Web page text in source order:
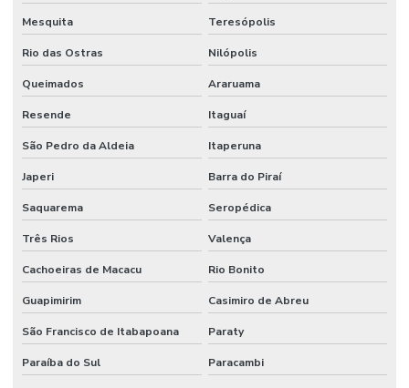
Mesquita Teresópolis
Rio das Ostras Nilópolis
Queimados Araruama
Resende Itaguaí
São Pedro da Aldeia Itaperuna
Japeri Barra do Piraí
Saquarema Seropédica
Três Rios Valença
Cachoeiras de Macacu Rio Bonito
Guapimirim Casimiro de Abreu
São Francisco de Itabapoana Paraty
Paraíba do Sul Paracambi